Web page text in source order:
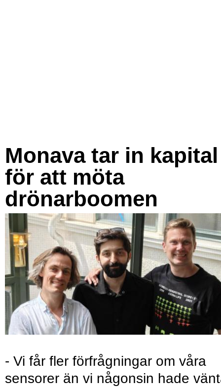
Monava tar in kapital
för att möta
drönarboomen
- Vi får fler förfrågningar om våra
sensorer än vi någonsin hade